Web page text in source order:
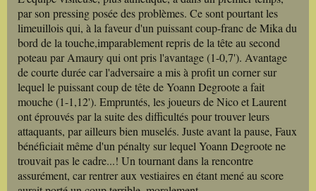
par son pressing posée des problèmes. Ce sont pourtant les
limeuillois qui, à la faveur d'un puissant coup-franc de Mika du
bord de la touche,imparablement repris de la tête au second
poteau par Amaury qui ont pris l'avantage (1-0,7'). Avantage
de courte durée car l'adversaire a mis à profit un corner sur
lequel le puissant coup de tête de Yoann Degroote a fait
mouche (1-1,12'). Empruntés, les joueurs de Nico et Laurent
ont éprouvés par la suite des difficultés pour trouver leurs
attaquants, par ailleurs bien muselés. Juste avant la pause, Faux
bénéficiait même d'un pénalty sur lequel Yoann Degroote ne
trouvait pas le cadre...! Un tournant dans la rencontre
assurément, car rentrer aux vestiaires en étant mené au score